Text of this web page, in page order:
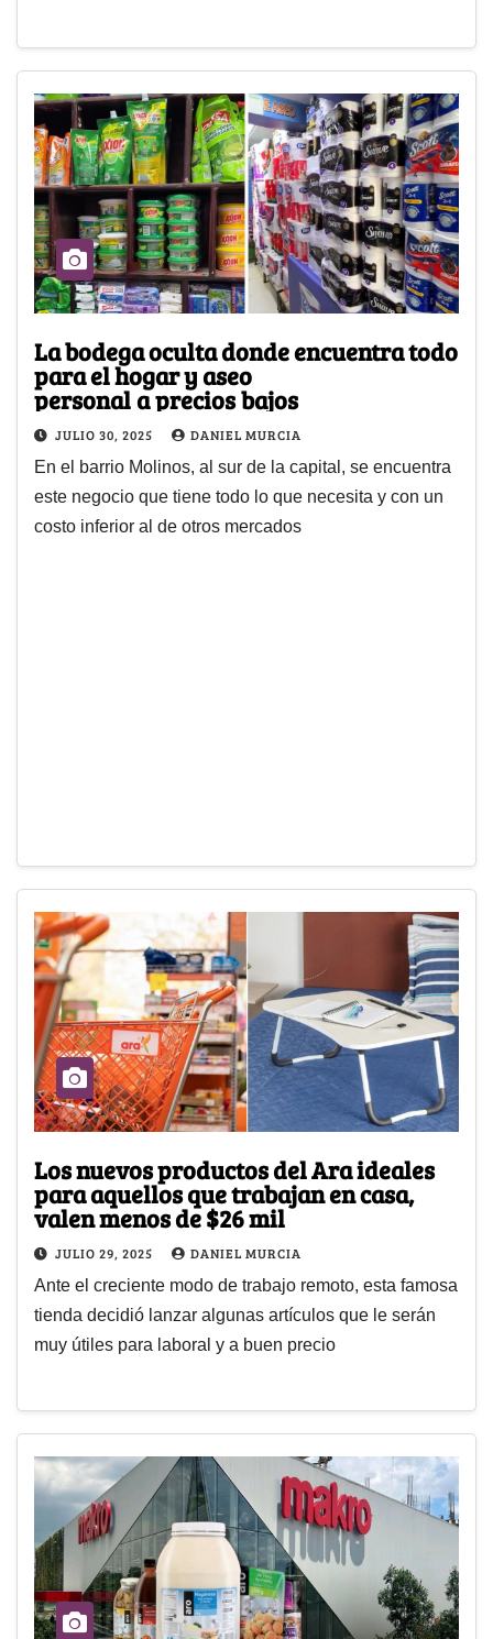
La bodega oculta donde encuentra todo
para el hogar y aseo
personal a precios bajos
JULIO 30, 2025 DANIEL MURCIA
En el barrio Molinos, al sur de la capital, se encuentra
este negocio que tiene todo lo que necesita y con un
costo inferior al de otros mercados
Los nuevos productos del Ara ideales
para aquellos que trabajan en casa,
valen menos de $26 mil
JULIO 29, 2025 DANIEL MURCIA
Ante el creciente modo de trabajo remoto, esta famosa
tienda decidió lanzar algunas artículos que le serán
muy útiles para laboral y a buen precio